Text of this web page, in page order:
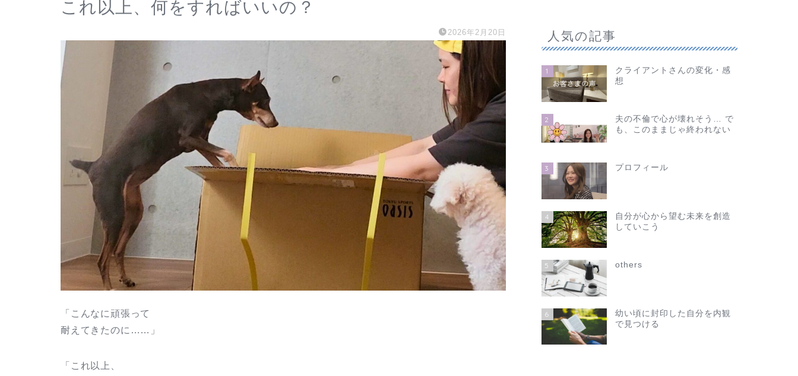
これ以上、何をすればいいの？
2026年2月20日
「こんなに頑張って
耐えてきたのに……」
「これ以上、
人気の記事
1
クライアントさんの変化・感
想
2
夫の不倫で心が壊れそう… で
も、このままじゃ終われない
3 プロフィール
4
自分が心から望む未来を創造
していこう
5 others
6
幼い頃に封印した自分を内観
で見つける